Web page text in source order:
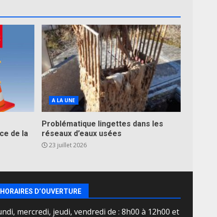
de la
A LA UNE
Problématique lingettes dans les
réseaux d’eaux usées
23 juillet 2026
HORAIRES D’OUVERTURE
mercredi, jeudi, vendredi de : 8h00 à 12h00 et